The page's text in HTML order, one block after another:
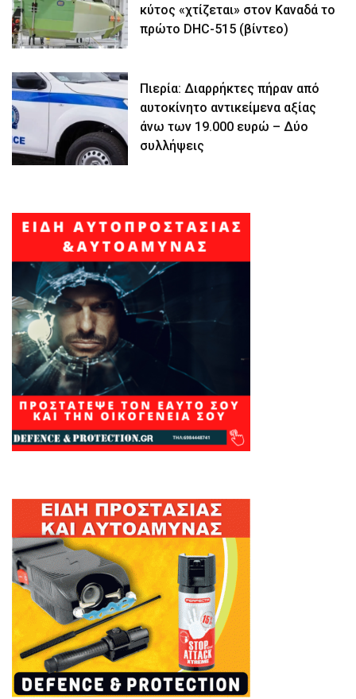
κύτος «χτίζεται» στον Καναδά το
πρώτο DHC-515 (βίντεο)
Πιερία: Διαρρήκτες πήραν από
αυτοκίνητο αντικείμενα αξίας
άνω των 19.000 ευρώ – Δύο
συλλήψεις